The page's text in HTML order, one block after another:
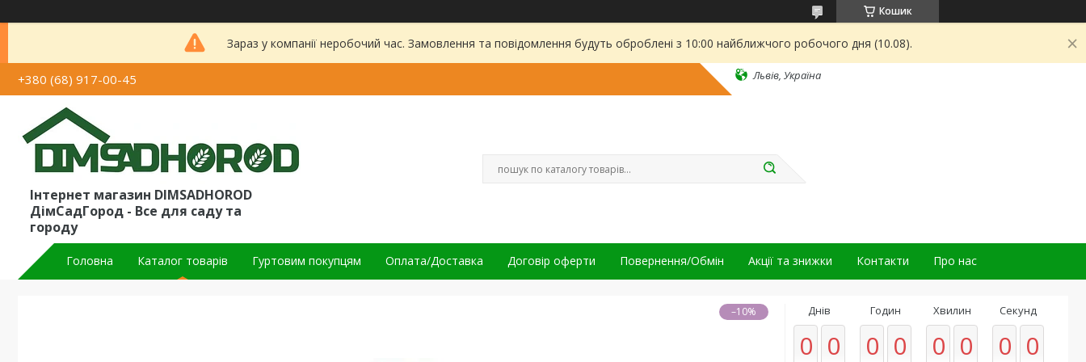
Кошик
Зараз у компанії неробочий час. Замовлення та повідомлення будуть оброблені з 10:00 найближчого робочого дня (10.08).
+380 (68) 917-00-45 Львів, Україна
Інтернет магазин DIMSADHOROD
ДімСадГород - Все для саду та
городу
Головна Каталог товарів Гуртовим покупцям Оплата/Доставка Договір оферти Повернення/Обмін Акції та знижки Контакти Про нас
–10% Днів
0 0
Годин
0 0
Хвилин
0 0
Секунд
0 0